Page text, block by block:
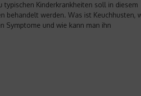
typischen Kinderkrankheiten soll in diesem
behandelt werden. Was ist Keuchhusten,
Symptome und wie kann man ihn